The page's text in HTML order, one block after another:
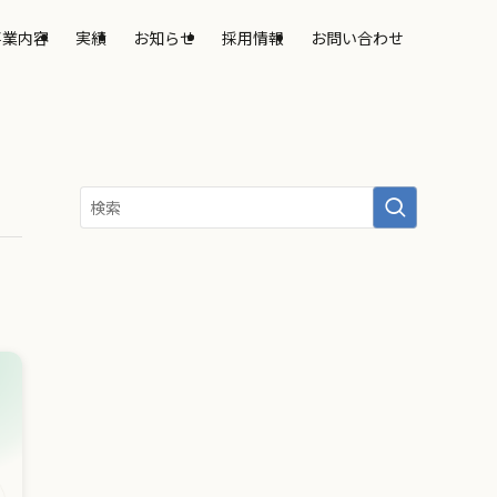
内容 実績 お知らせ 採用情報 お問い合わせ